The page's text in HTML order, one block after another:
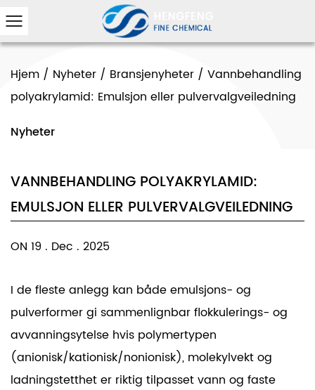
Hjem / Nyheter / Bransjenyheter / Vannbehandling
polyakrylamid: Emulsjon eller pulvervalgveiledning
Nyheter
VANNBEHANDLING POLYAKRYLAMID:
EMULSJON ELLER PULVERVALGVEILEDNING
ON 19 . Dec . 2025
I de fleste anlegg kan både emulsjons- og
pulverformer gi sammenlignbar flokkulerings- og
avvanningsytelse hvis polymertypen
(anionisk/kationisk/nonionisk), molekylvekt og
ladningstetthet er riktig tilpasset vann og faste